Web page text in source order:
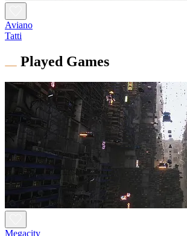
Aviano
Tatti
Played Games
Megacity